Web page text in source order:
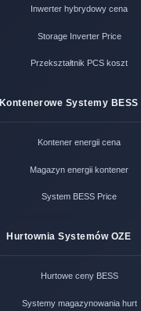
Inwerter hybrydowy cena
Storage Inverter Price
Przekształtnik PCS koszt
Kontenerowe Systemy BESS
Kontener energii cena
Magazyn energii kontener
System BESS Price
Hurtownia Systemów OZE
Hurtowe ceny BESS
Systemy magazynowania hurt